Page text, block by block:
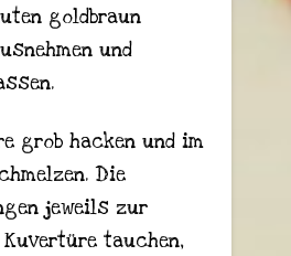
goldbraun
und
grob hacken und im
Die
jeweils zur
tauchen,